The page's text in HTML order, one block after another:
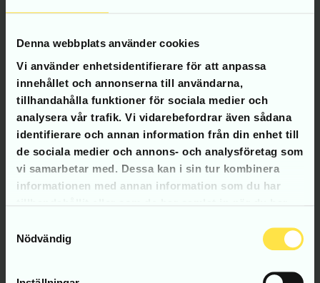
Denna webbplats använder cookies
Vi använder enhetsidentifierare för att anpassa
innehållet och annonserna till användarna,
tillhandahålla funktioner för sociala medier och
analysera vår trafik. Vi vidarebefordrar även sådana
identifierare och annan information från din enhet till
de sociala medier och annons- och analysföretag som
vi samarbetar med. Dessa kan i sin tur kombinera
informationen med annan information som du har
Nödvändig
till exempel säljmaterial, kampanjmaterial eller
Kontakta oss för grafisk formgivning
Använd oss smart! Vi erbjuder:
Enskilda uppdrag
Abonnemang